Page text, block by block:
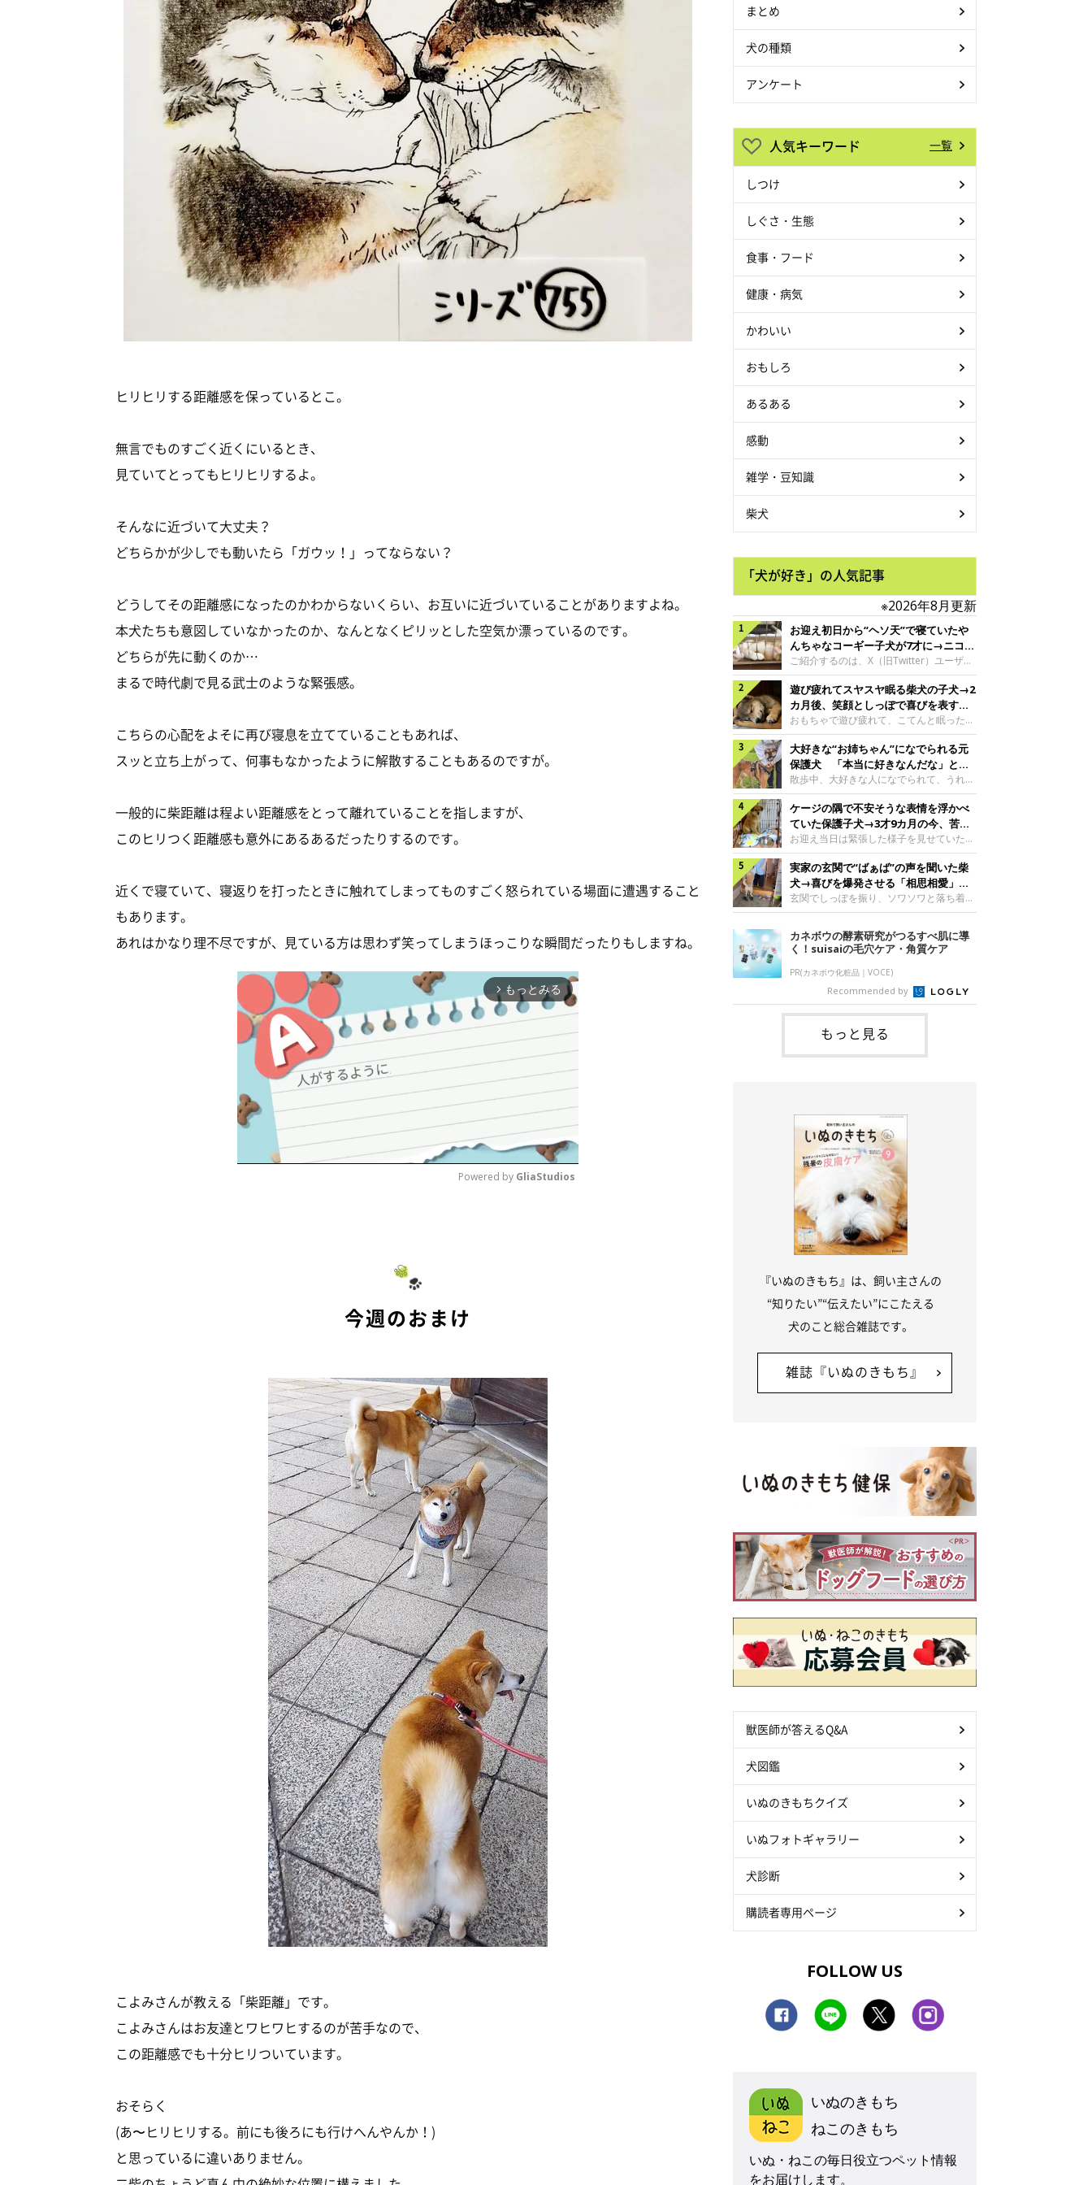
ヒリヒリする距離感を保っているとこ。
無言でものすごく近くにいるとき、
見ていてとってもヒリヒリするよ。
そんなに近づいて大丈夫？
どちらかが少しでも動いたら「ガウッ！」ってならない？
どうしてその距離感になったのかわからないくらい、お互いに近づいていることがありますよね。
本犬たちも意図していなかったのか、なんとなくピリッとした空気か漂っているのです。
どちらが先に動くのか…
まるで時代劇で見る武士のような緊張感。
こちらの心配をよそに再び寝息を立てていることもあれば、
スッと立ち上がって、何事もなかったように解散することもあるのですが。
一般的に柴距離は程よい距離感をとって離れていることを指しますが、
このヒリつく距離感も意外にあるあるだったりするのです。
近くで寝ていて、寝返りを打ったときに触れてしまってものすごく怒られている場面に遭遇すること
もあります。
あれはかなり理不尽ですが、見ている方は思わず笑ってしまうほっこりな瞬間だったりもしますね。
arrow_forward_ios もっとみる
Powered by GliaStudios
今週のおまけ
こよみさんが教える「柴距離」です。
こよみさんはお友達とワヒワヒするのが苦手なので、
この距離感でも十分ヒリついています。
おそらく
(あ〜ヒリヒリする。前にも後ろにも行けへんやんか！)
と思っているに違いありません。
まとめ
犬の種類
アンケート
人気キーワード 一覧
しつけ
しぐさ・生態
食事・フード
健康・病気
かわいい
おもしろ
あるある
感動
雑学・豆知識
柴犬
「犬が好き」の人気記事
※2026年8月更新
お迎え初日から“ヘソ天”で寝ていたや
んちゃなコーギー子犬が7才に→ニコニ
コ“コーギースマイル”が魅力のコに成
長！
ご紹介するのは、X（旧Twitter）ユーザー
＠Kus1oKg2vsgdWS2さんの愛犬でウェル
シュ・コーギー・ペンブロークの神楽ちゃ
ん。今年の8月で7才になるという神楽ちゃ
んですが、いったいどんな子犬時代を過ご
したのでしょうか。今回は、神楽ちゃんの
成長を飼い主さんと振り返ります！神楽ち
ゃんの成長について聞いた！お迎えから数
日後の神楽ちゃん（撮影時生後2カ月）＠
Kus1oKg2vsgdWS2――お迎え当初の神楽
ちゃんの様子について教えてください。飼
い主さん： 「お迎え当日から“ヘソ天”で寝
るようなコでし
遊び疲れてスヤスヤ眠る柴犬の子犬→2
カ月後、笑顔としっぽで喜びを表すコ
に成長！
おもちゃで遊び疲れて、こてんと眠った子
犬。あれから2カ月、表情や行動にさまざ
まな変化が見られるようになりました。遊
び疲れて眠る生後2カ月のなっちゃん遊び
疲れた様子のなっちゃん。@Pkndg_紹介
するのは、X（旧Twitter）ユーザー
@Pkndg_さんの愛犬・なっちゃん（取材
時、生後4カ月／柴犬）。こちらの写真
は、なっちゃんが生後2カ月のころに撮影
された一枚です。この日、なっちゃんは家
族と一緒におもちゃで遊んでいました。た
くさん遊んで疲れたのか、その後は眠り始
めたそうです。眠るなっちゃん。
@Pkndg_
大好きな“お姉ちゃん”になでられる元
保護犬 「本当に好きなんだな」と感
じる表情にほっこり
散歩中、大好きな人になでられて、うれし
そうな表情を見せる元保護犬。甘えるよう
な姿に、見ているこちらまでほっこりしま
す。大好きな“お姉ちゃん”に甘える小次郎
くん妹さんになでてもらい、うれしそうな
表情を見せる小次郎くん（2026年6月撮
影）。@mika_Jimmy紹介するのは、X（旧
Twitter）ユーザー@mika_Jimmyさんの愛
犬・小次郎くん（撮影時5才）。こちら
は、飼い主さんの妹さんと一緒に散歩をし
日、飼い主さんは実家から自宅へ帰る途
中、妹さんと公園で待ち合わせ
ケージの隅で不安そうな表情を浮かべ
ていた保護子犬→3才9カ月の今、苦手
を克服し頼もしいコに成長！
お迎え当日は緊張した様子を見せていた元
野犬の保護子犬。あれから約3年半、苦手
だったことを一つひとつ克服し、家族に寄
り添う姿を見せています。お迎え当日、ケ
ージの隅で不安そうにお迎え当日のシルビ
アちゃん。@nemonemotos今回紹介する
のは、X（旧Twitter）ユーザー
@nemonemotosさんの愛犬・シルビアち
ゃん（撮影当時、生後推定2カ月）。飼い
主さんが「#最初に撮った一枚」として投
稿した写真には、ケージの隅で不安そうな
表情を浮かべるシルビアちゃんの姿が写っ
ていました。こちらは、保護犬だったシル
実家の玄関で“ばぁば”の声を聞いた柴
犬→喜びを爆発させる「相思相愛」な
光景にほっこり
玄関でしっぽを振り、ソワソワと落ち着か
ない様子の柴犬。その先には、大好きな人
との再会が待っていました。玄関でソワソ
ワする福丸くんソワソワした様子を見せる
福丸くん。@totomo_fukumaru紹介する
のは、X（旧Twitter）ユーザー
@totomo_fukumaruさんが投稿していた
動画。玄関でしっぽを振っているのは、愛
犬・福丸くん（撮影時11才／柴犬）です。
何やらソワソワしている様子が印象的です
が、それにはほっこりする理由がありまし
た。 玄関で聞こえた、うれしい声ばぁば
カネボウの酵素研究がつるすべ肌に導
く！suisaiの毛穴ケア・角質ケア
PR(カネボウ化粧品｜VOCE)
Recommended by
もっと見る
『いぬのきもち』は、飼い主さんの
“知りたい”“伝えたい”にこたえる
犬のこと総合雑誌です。
雑誌『いぬのきもち』
獣医師が答えるQ&A
犬図鑑
いぬのきもちクイズ
いぬフォトギャラリー
犬診断
購読者専用ページ
FOLLOW US
いぬのきもち
ねこのきもち
いぬ・ねこの毎日役立つペット情報
をお届けします。